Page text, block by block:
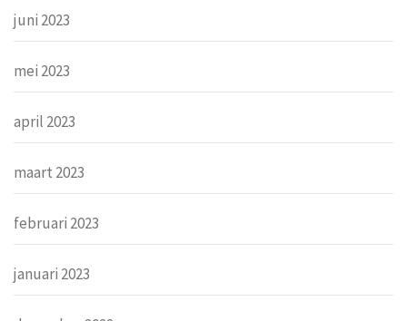
juni 2023
mei 2023
april 2023
maart 2023
februari 2023
januari 2023